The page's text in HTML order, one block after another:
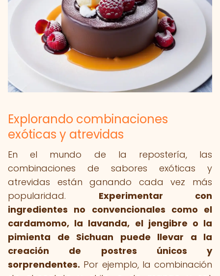
Explorando combinaciones
exóticas y atrevidas
En el mundo de la repostería, las
combinaciones de sabores exóticas y
atrevidas están ganando cada vez más
popularidad. Experimentar con
ingredientes no convencionales como el
cardamomo, la lavanda, el jengibre o la
pimienta de Sichuan puede llevar a la
creación de postres únicos y
sorprendentes. Por ejemplo, la combinación